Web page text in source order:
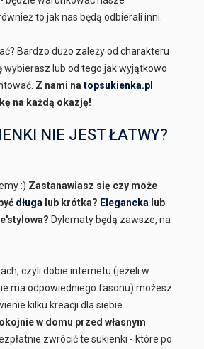
to jak nas będą odbierali inni.
Bardzo dużo zależy od charakteru
wybierasz lub od tego jak wyjątkowo
Z nami natopsukienka.pl
na każdą okazję!
NIE JEST ŁATWY?
:) Zastanawiasz się czy może
długa lub krótka? Elegancka lub
Dylematy będą zawsze, na
czyli dobie internetu (jeżeli w
ma odpowiedniego fasonu) możesz
kilku kreacji dla siebie.
w domu przed własnym
zwrócić te sukienki - które po